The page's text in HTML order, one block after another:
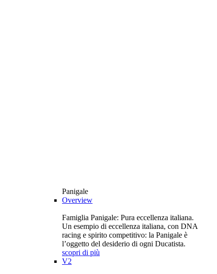
Panigale
Overview
Famiglia Panigale: Pura eccellenza italiana.
Un esempio di eccellenza italiana, con DNA
racing e spirito competitivo: la Panigale è
l’oggetto del desiderio di ogni Ducatista.
scopri di più
V2